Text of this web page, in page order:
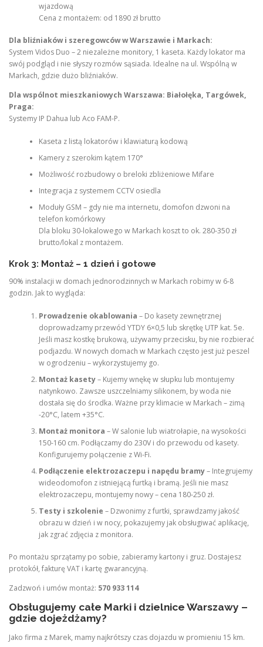
wjazdową
Cena z montażem: od 1890 zł brutto
Dla bliźniaków i szeregowców w Warszawie i Markach:
System Vidos Duo – 2 niezależne monitory, 1 kaseta. Każdy lokator ma
swój podgląd i nie słyszy rozmów sąsiada. Idealne na ul. Wspólną w
Markach, gdzie dużo bliźniaków.
Dla wspólnot mieszkaniowych Warszawa: Białołęka, Targówek,
Praga:
Systemy IP Dahua lub Aco FAM-P.
Kaseta z listą lokatorów i klawiaturą kodową
Kamery z szerokim kątem 170°
Możliwość rozbudowy o breloki zbliżeniowe Mifare
Integracja z systemem CCTV osiedla
Moduły GSM – gdy nie ma internetu, domofon dzwoni na
telefon komórkowy
Dla bloku 30-lokalowego w Markach koszt to ok. 280-350 zł
brutto/lokal z montażem.
Krok 3: Montaż – 1 dzień i gotowe
90% instalacji w domach jednorodzinnych w Markach robimy w 6-8
godzin. Jak to wygląda:
Prowadzenie okablowania – Do kasety zewnętrznej
doprowadzamy przewód YTDY 6×0,5 lub skrętkę UTP kat. 5e.
Jeśli masz kostkę brukową, używamy przecisku, by nie rozbierać
podjazdu. W nowych domach w Markach często jest już peszel
w ogrodzeniu – wykorzystujemy go.
Montaż kasety– Kujemy wnękę w słupku lub montujemy
natynkowo. Zawsze uszczelniamy silikonem, by woda nie
dostała się do środka. Ważne przy klimacie w Markach – zimą
-20°C, latem +35°C.
Montaż monitora – W salonie lub wiatrołapie, na wysokości
150-160 cm. Podłączamy do 230V i do przewodu od kasety.
Konfigurujemy połączenie z Wi-Fi.
Podłączenie elektrozaczepu i napędu bramy– Integrujemy
wideodomofon z istniejącą furtką i bramą. Jeśli nie masz
elektrozaczepu, montujemy nowy – cena 180-250 zł.
Testy i szkolenie – Dzwonimy z furtki, sprawdzamy jakość
obrazu w dzień i w nocy, pokazujemy jak obsługiwać aplikację,
jak zgrać zdjęcia z monitora.
Po montażu sprzątamy po sobie, zabieramy kartony i gruz. Dostajesz
protokół, fakturę VAT i kartę gwarancyjną.
Zadzwoń i umów montaż: 570 933 114
Obsługujemy całe Marki i dzielnice Warszawy –
gdzie dojeżdżamy?
Jako firma z Marek, mamy najkrótszy czas dojazdu w promieniu 15 km.